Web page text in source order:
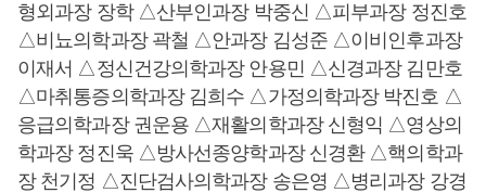
형외과장 장학 △산부인과장 박중신 △피부과장 정진호
△비뇨의학과장 곽철 △안과장 김성준 △이비인후과장
이재서 △정신건강의학과장 안용민 △신경과장 김만호
△마취통증의학과장 김희수 △가정의학과장 박진호 △
응급의학과장 권운용 △재활의학과장 신형익 △영상의
학과장 정진욱 △방사선종양학과장 신경환 △핵의학과
장 천기정 △진단검사의학과장 송은영 △병리과장 강경